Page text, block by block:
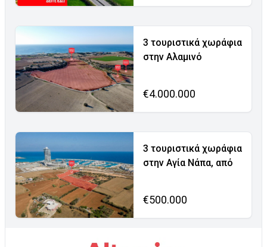
3 τουριστικά χωράφια
στην Αλαμινό
€4.000.000
3 τουριστικά χωράφια
στην Αγία Νάπα, από
€500.000